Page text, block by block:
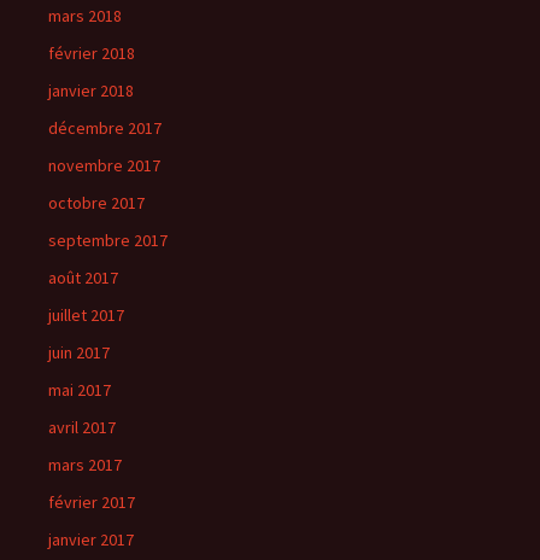
mars 2018
février 2018
janvier 2018
décembre 2017
novembre 2017
octobre 2017
septembre 2017
août 2017
juillet 2017
juin 2017
mai 2017
avril 2017
mars 2017
février 2017
janvier 2017